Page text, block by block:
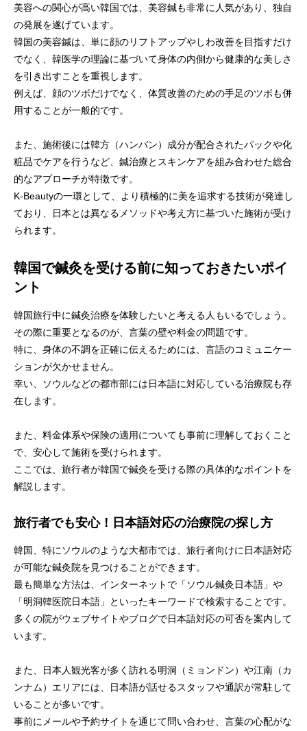
美容への関心が高い韓国では、美容鍼も非常に人気があり、独自
の発展を遂げています。
韓国の美容鍼は、単に顔のリフトアップやしわ改善を目指すだけ
でなく、韓医学の理論に基づいて身体の内側から健康的な美しさ
を引き出すことを重視します。
例えば、顔のツボだけでなく、体質改善のための手足のツボも併
用することが一般的です。
また、施術後には韓方（ハンバン）成分が配合されたパックや化
粧品でケアを行うなど、鍼治療とスキンケアを組み合わせた総合
的なアプローチが特徴です。
K-Beautyの一環として、より積極的に美を追求する技術が発達し
ており、日本とは異なるメソッドや考え方に基づいた施術が受け
られます。
韓国で鍼灸を受ける前に知っておきたいポイ
ント
韓国旅行中に鍼灸治療を体験したいと考える人もいるでしょう。
その際に重要となるのが、言葉の壁や料金の問題です。
特に、身体の不調を正確に伝えるためには、言語のコミュニケー
ションが欠かせません。
幸い、ソウルなどの都市部には日本語に対応している治療院も存
在します。
また、料金体系や保険の適用についても事前に理解しておくこと
で、安心して施術を受けられます。
ここでは、旅行者が韓国で鍼灸を受ける際の具体的なポイントを
解説します。
旅行者でも安心！日本語対応の治療院の探し方
韓国、特にソウルのような大都市では、旅行者向けに日本語対応
が可能な鍼灸院を見つけることができます。
最も簡単な方法は、インターネットで「ソウル鍼灸日本語」や
「明洞韓医院日本語」といったキーワードで検索することです。
多くの院がウェブサイトやブログで日本語対応の可否を案内して
います。
また、日本人観光客が多く訪れる明洞（ミョンドン）や江南（カ
ンナム）エリアには、日本語が話せるスタッフや通訳が常駐して
いることが多いです。
事前にメールや予約サイトを通じて問い合わせ、言葉の心配がな